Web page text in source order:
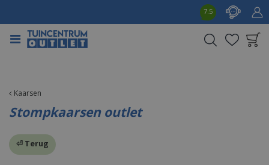
Kaarsen
7.5
Stompkaarsen outlet
⏎ Terug